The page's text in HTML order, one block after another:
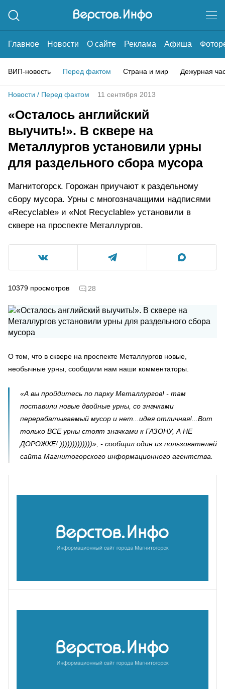
Главное Новости О сайте Реклама Афиша
ВИП-новость Перед фактом Страна и мир Дежурная
Новости / Перед фактом 11 сентября 2013
«Осталось английский
выучить!». В сквере на
Металлургов установили урны
для раздельного сбора мусора
Магнитогорск. Горожан приучают к раздельному
сбору мусора. Урны с многозначащими надписями
«Recyclable» и «Not Recyclable» установили в
сквере на проспекте Металлургов.
10379 просмотров 28
О том, что в сквере на проспекте Металлургов новые,
необычные урны, сообщили нам наши комментаторы.
«А вы пройдитесь по парку Металлургов! - там
поставили новые двойные урны, со значками
перерабатываемый мусор и нет...идея отличная!...Вот
только ВСЕ урны стоят значками к ГАЗОНУ, А НЕ
ДОРОЖКЕ! )))))))))))))», - сообщил один из пользователей
сайта Магнитогорского информационного агентства.